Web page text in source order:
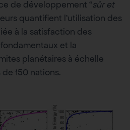
de développement “sûr et
quantifient l’utilisation des
à la satisfaction des
et la
planétaires à échelle
150 nations.